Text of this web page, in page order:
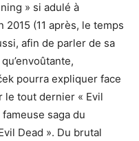
» si adulé à
(11 après, le temps
afin de parler de sa
pourra expliquer face
le tout dernier « Evil
saga du
Dead ». Du brutal